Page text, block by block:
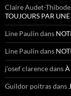
Claire Audet-
TOUJOURS PAR
Line Paulin dans
Line Paulin dans
j’osef clarencedansÀ
Guildor poitrasdans